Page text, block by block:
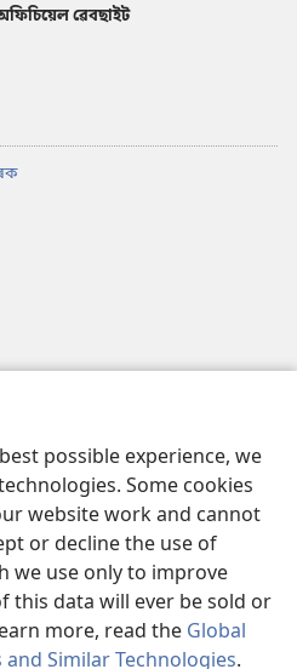
possible experience, we
Some cookies
website work and cannot
or decline the use of
we use only to improve
this data will ever be sold or
more, read the Global
Similar Technologies.
ৱেবছাইট